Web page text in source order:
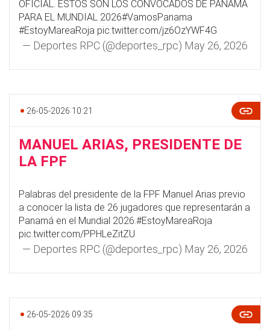
OFICIAL. ESTOS SON LOS CONVOCADOS DE PANAMÁ
PARA EL MUNDIAL 2026#VamosPanama
#EstoyMareaRoja pic.twitter.com/jz6OzYWF4G
— Deportes RPC (@deportes_rpc) May 26, 2026
26-05-2026 10:21
MANUEL ARIAS, PRESIDENTE DE
LA FPF
Palabras del presidente de la FPF Manuel Arias previo
a conocer la lista de 26 jugadores que representarán a
Panamá en el Mundial 2026.#EstoyMareaRoja
pic.twitter.com/PPHLeZitZU
— Deportes RPC (@deportes_rpc) May 26, 2026
26-05-2026 09:35